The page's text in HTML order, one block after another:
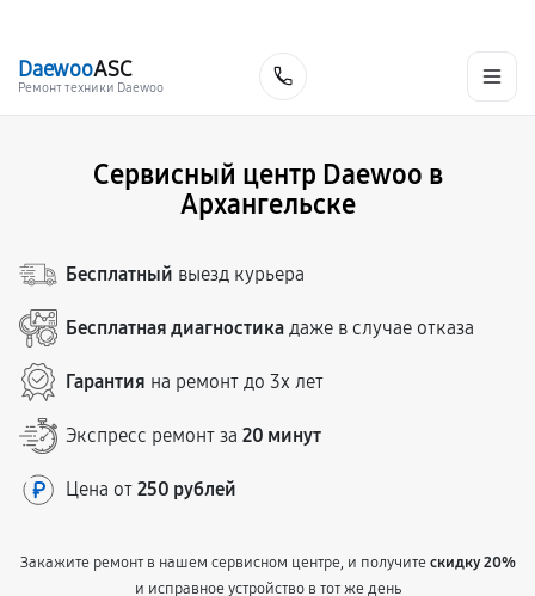
DaewooASC
Ремонт техники Daewoo
Сервисный центр Daewoo в
Архангельске
Бесплатный выезд курьера
Бесплатная диагностика даже в случае отказа
Гарантия на ремонт до 3х лет
Экспресс ремонт за 20 минут
Цена от 250 рублей
Закажите ремонт в нашем сервисном центре, и получитескидку 20%
и исправное устройство в тот же день